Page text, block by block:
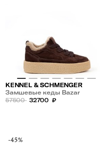
KENNEL & SCHMENGER
Замшевые кеды Bazar
57500 32700 ₽
-45%